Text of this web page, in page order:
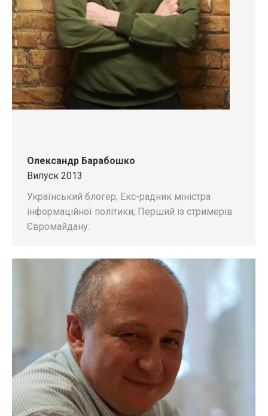
Олександр Барабошко
Випуск 2013
Український блогер; Екс-радник міністра
інформаційної політики; Перший із стримерів
Євромайдану.